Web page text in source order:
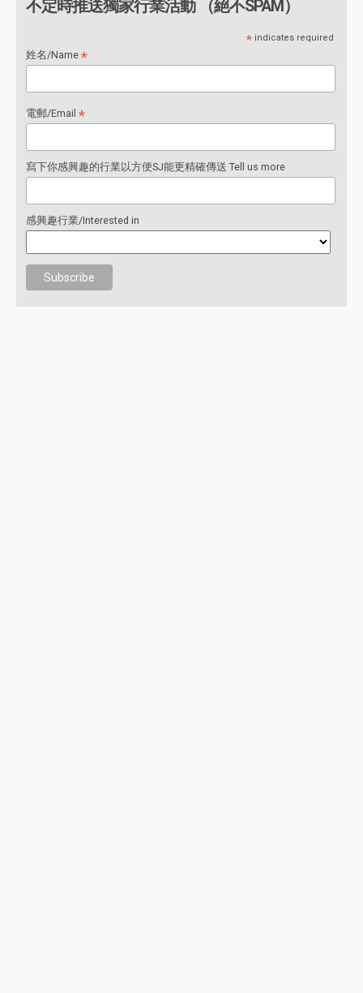
不定時推送獨家行業活動 （絕不SPAM）
* indicates required
姓名/Name*
電郵/Email*
寫下你感興趣的行業以方便SJ能更精確傳送 Tell us more
感興趣行業/Interested in